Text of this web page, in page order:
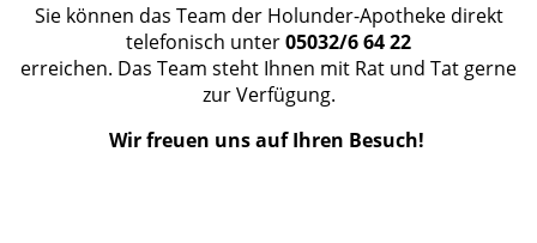
Sie können das Team der Holunder-Apotheke direkt
telefonisch unter05032/6 64 22
erreichen. Das Team steht Ihnen mit Rat und Tat gerne
zur Verfügung.
Wir freuen uns auf Ihren Besuch!